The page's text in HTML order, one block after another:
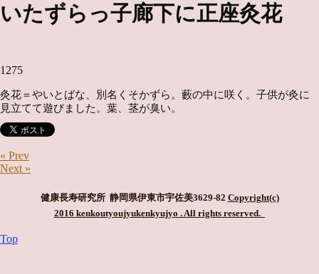
いたずらっ子廊下に正座灸花
1275
灸花＝やいとばな、別名くそかずら。藪の中に咲く。子供が灸に
見立てて遊びました。葉、茎が臭い。
« Prev
Next »
健康長寿研究所 静岡県伊東市宇佐美3629-82 Copyright(c)
2016 kenkoutyoujyukenkyujyo . All rights reserved.
Top